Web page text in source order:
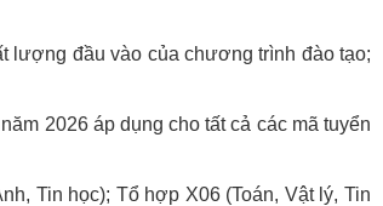
lượng đầu vào của chương trình đào tạo;
2026 áp dụng cho tất cả các mã tuyển
Tin học); Tổ hợp X06 (Toán, Vật lý, Tin